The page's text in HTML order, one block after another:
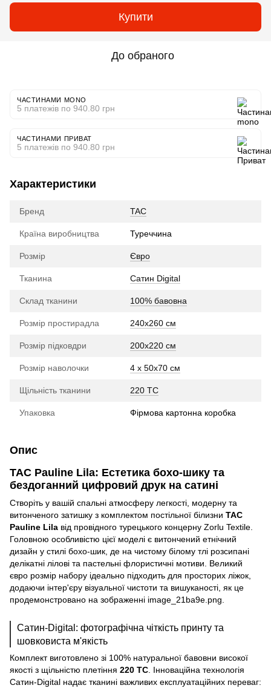
Купити
До обраного
ЧАСТИНАМИ MONO
5 платежів по 940.80 грн
ЧАСТИНАМИ ПРИВАТ
5 платежів по 940.80 грн
Характеристики
Бренд TAC
Країна виробництва Туреччина
Розмір Євро
Тканина Сатин Digital
Склад тканини 100% бавовна
Розмір простирадла 240х260 см
Розмір підковдри 200х220 см
Розмір наволочки 4 x 50х70 см
Щільність тканини 220 TC
Упаковка Фірмова картонна коробка
Опис
TAC Pauline Lila: Естетика бохо-шику та
бездоганний цифровий друк на сатині
Створіть у вашій спальні атмосферу легкості, модерну та
витонченого затишку з комплектом постільної білизни TAC
Pauline Lila від провідного турецького концерну Zorlu Textile.
Головною особливістю цієї моделі є витончений етнічний
дизайн у стилі бохо-шик, де на чистому білому тлі розсипані
делікатні лілові та пастельні флористичні мотиви. Великий
євро розмір набору ідеально підходить для просторих ліжок,
додаючи інтер'єру візуальної чистоти та вишуканості, як це
продемонстровано на зображенні image_21ba9e.png.
Сатин-Digital: фотографічна чіткість принту та
шовковиста м'якість
Комплект виготовлено зі 100% натуральної бавовни високої
якості з щільністю плетіння 220 TC . Інноваційна технологія
Сатин-Digital надає тканині важливих експлуатаційних переваг: